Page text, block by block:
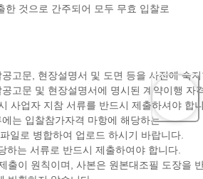
한 것으로 간주되어 모두 무효 입찰로
고문, 현장설명서 및 도면 등을 사전에 숙
고문 및 현장설명서에 명시된 계약이행
사업자 지참 서류를 반드시 제출하셔야 합
는 입찰참가자격 마항에 해당하는
일로 병합하여 업로드 하시기 바랍니다.
하는 서류로 반드시 제출하여야 합니다.
출이 원칙이며, 사본은 원본대조필 도장을